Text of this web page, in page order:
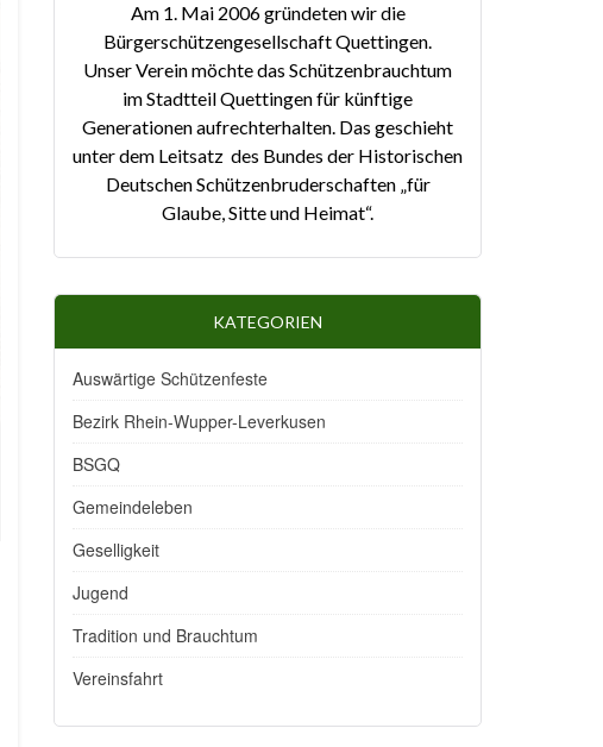
Am 1. Mai 2006 gründeten wir die
Bürgerschützengesellschaft Quettingen.
Unser Verein möchte das Schützenbrauchtum
im Stadtteil Quettingen für künftige
Generationen aufrechterhalten. Das geschieht
unter dem Leitsatz des Bundes der Historischen
Deutschen Schützenbruderschaften „für
Glaube, Sitte und Heimat“.
KATEGORIEN
Auswärtige Schützenfeste
Bezirk Rhein-Wupper-Leverkusen
BSGQ
Gemeindeleben
Geselligkeit
Jugend
Tradition und Brauchtum
Vereinsfahrt